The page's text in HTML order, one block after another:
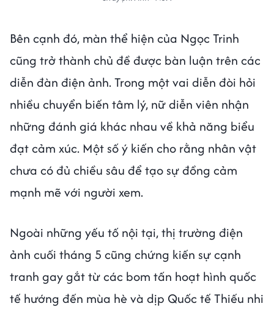
Bên cạnh đó, màn thể hiện của Ngọc Trinh
cũng trở thành chủ đề được bàn luận trên các
diễn đàn điện ảnh. Trong một vai diễn đòi hỏi
nhiều chuyển biến tâm lý, nữ diễn viên nhận
những đánh giá khác nhau về khả năng biểu
đạt cảm xúc. Một số ý kiến cho rằng nhân vật
chưa có đủ chiều sâu để tạo sự đồng cảm
mạnh mẽ với người xem.
Ngoài những yếu tố nội tại, thị trường điện
ảnh cuối tháng 5 cũng chứng kiến sự cạnh
tranh gay gắt từ các bom tấn hoạt hình quốc
tế hướng đến mùa hè và dịp Quốc tế Thiếu nhi